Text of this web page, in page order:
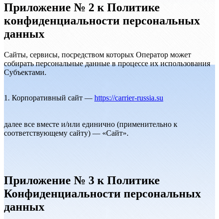
Приложение № 2 к Политике
конфиденциальности персональных
данных
Сайты, сервисы, посредством которых Оператор может
собирать персональные данные в процессе их использования
Субъектами.
1. Корпоративный сайт —https://carrier-russia.su
далее все вместе и/или единично (применительно к
соответствующему сайту) — «Сайт».
Приложение № 3 к Политике
Конфиденциальности персональных
данных